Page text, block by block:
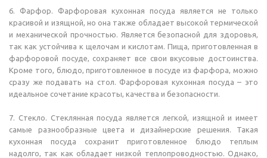
6. Фарфор. Фарфоровая кухонная посуда является не только
красивой и изящной, но она также обладает высокой термической
и механической прочностью. Является безопасной для здоровья,
так как устойчива к щелочам и кислотам. Пища, приготовленная в
фарфоровой посуде, сохраняет все свои вкусовые достоинства.
Кроме того, блюдо, приготовленное в посуде из фарфора, можно
сразу же подавать на стол. Фарфоровая кухонная посуда – это
идеальное сочетание красоты, качества и безопасности.
7. Стекло. Стеклянная посуда является легкой, изящной и имеет
самые разнообразные цвета и дизайнерские решения. Такая
кухонная посуда сохранит приготовленное блюдо теплым
надолго, так как обладает низкой теплопроводностью. Однако,